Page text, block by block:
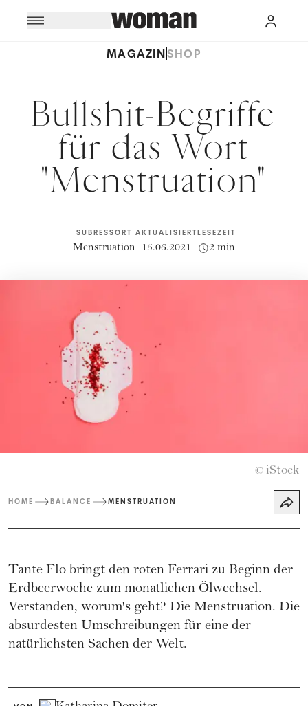
MAGAZINSHOP
Bullshit-Begriffe
für das Wort
"Menstruation"
SUBRESSORT
Menstruation
AKTUALISIERT
15.06.2021
LESEZEIT
2 min
© iStock
HOME BALANCE MENSTRUATION
Tante Flo bringt den roten Ferrari zu Beginn der
Erdbeerwoche zum monatlichen Ölwechsel.
Verstanden, worum's geht? Die Menstruation. Die
absurdesten Umschreibungen für eine der
natürlichsten Sachen der Welt.